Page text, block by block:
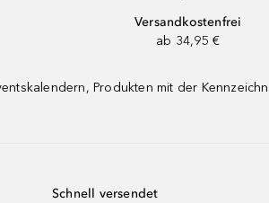
Versandkostenfrei
ab 34,95 €
Produkten mit der
Schnell versendet